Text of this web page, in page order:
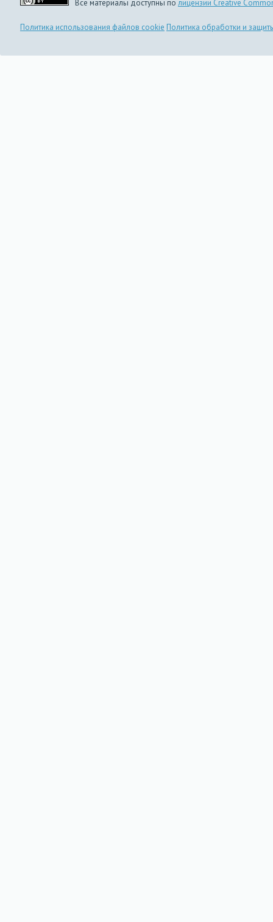
Все материалы доступны по лицензии Creative
Политика использования файлов cookie Политика обработки и